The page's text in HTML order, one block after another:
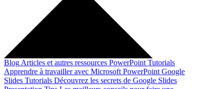
Blog Articles et autres ressources PowerPoint Tutorials
Apprendre à travailler avec Microsoft PowerPoint Google
Slides Tutorials Découvrez les secrets de Google Slides